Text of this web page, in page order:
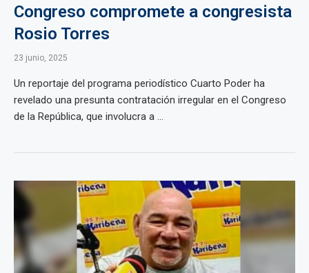
Congreso compromete a congresista
Rosio Torres
23 junio, 2025
Un reportaje del programa periodístico Cuarto Poder ha
revelado una presunta contratación irregular en el Congreso
de la República, que involucra a ...